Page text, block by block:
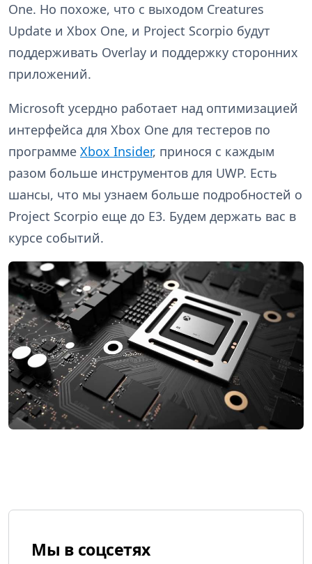
One. Но похоже, что с выходом Creatures
Update и Xbox One, и Project Scorpio будут
поддерживать Overlay и поддержку сторонних
приложений.
Microsoft усердно работает над оптимизацией
интерфейса для Xbox One для тестеров по
программе Xbox Insider, принося с каждым
разом больше инструментов для UWP. Есть
шансы, что мы узнаем больше подробностей о
Project Scorpio еще до E3. Будем держать вас в
курсе событий.
Мы в соцсетях